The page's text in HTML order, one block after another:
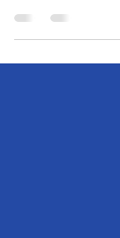
História da Tailândia